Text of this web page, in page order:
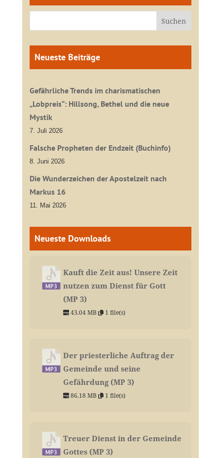
Neueste Beiträge
Gefährliche Trends im charismatischen
„Lobpreis“: Hillsong, Bethel und die neue
Mystik
7. Juli 2026
Falsche Propheten der Endzeit (Buchinfo)
8. Juni 2026
Die Wunderzeichen der Apostelzeit nach
Markus 16
11. Mai 2026
Neueste Downloads
Kauft die Zeit aus! Unsere Zeit
nutzen zum Dienst für Gott
(MP 3)
43.04 MB 1 file(s)
Der priesterliche Auftrag der
Gemeinde und seine
Gefährdung (MP 3)
86.18 MB 1 file(s)
Treuer Dienst in der Gemeinde
Gottes (MP 3)